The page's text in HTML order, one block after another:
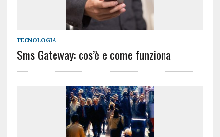
TECNOLOGIA
Sms Gateway: cos’è e come funziona